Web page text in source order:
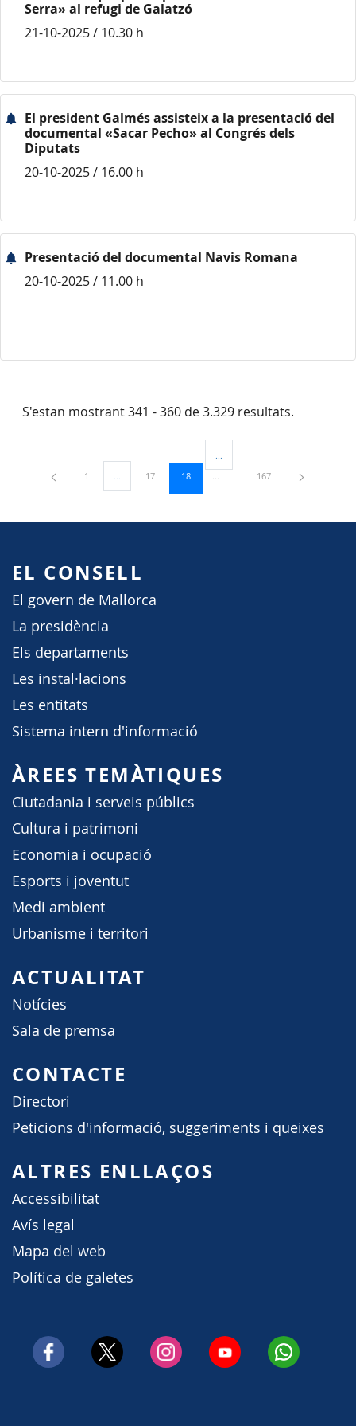
Serra» al refugi de Galatzó
21-10-2025 / 10.30 h
El president Galmés assisteix a la presentació del
documental «Sacar Pecho» al Congrés dels
Diputats
20-10-2025 / 16.00 h
Presentació del documental Navis Romana
20-10-2025 / 11.00 h
S'estan mostrant 341 - 360 de 3.329 resultats.
Pàgina
1 ...Pàgines intermèdies Utilitzeu TAB per navegar.
Pàgina
17 Pàgina
18
Pàgines intermèdies Utilitzeu
Pàgina
167
EL CONSELL
El govern de Mallorca
La presidència
Els departaments
Les instal·lacions
Les entitats
Sistema intern d'informació
ÀREES TEMÀTIQUES
Ciutadania i serveis públics
Cultura i patrimoni
Economia i ocupació
Esports i joventut
Medi ambient
Urbanisme i territori
ACTUALITAT
Notícies
Sala de premsa
CONTACTE
Directori
Peticions d'informació, suggeriments i queixes
ALTRES ENLLAÇOS
Accessibilitat
Avís legal
Mapa del web
Política de galetes